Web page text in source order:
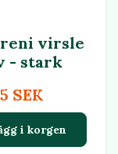
virsle
- stark
SEK
i korgen